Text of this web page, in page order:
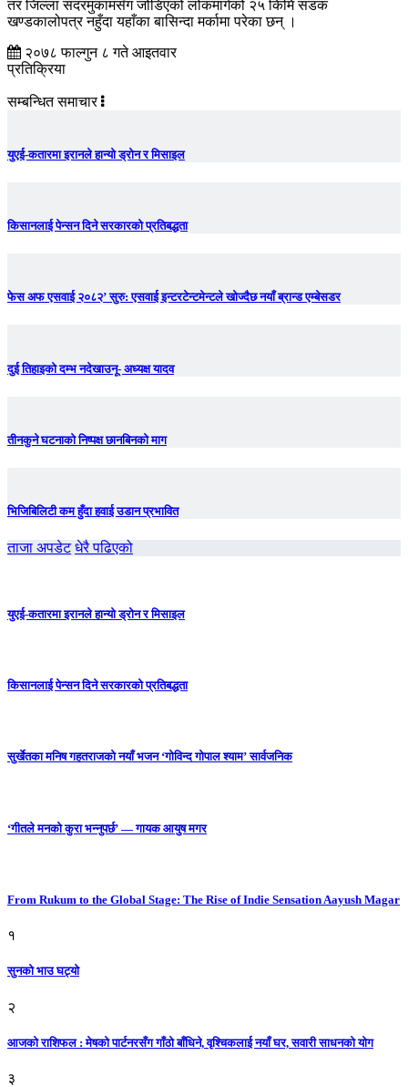
तर जिल्ला सदरमुकामसँग जोडिएको लोकमार्गको २५ किमि सडक
खण्डकालोपत्र नहुँदा यहाँका बासिन्दा मर्कामा परेका छन् ।
२०७८ फाल्गुन ८ गते आइतवार
प्रतिक्रिया
सम्बन्धित समाचार
युएई-कतारमा इरानले हान्यो ड्रोन र मिसाइल
किसानलाई पेन्सन दिने सरकारको प्रतिबद्धता
फेस अफ एसवाई २०८२’ सुरु: एसवाई इन्टरटेन्टमेन्टले खोज्दैछ नयाँ ब्रान्ड एम्बेसडर
दुई तिहाइको दम्भ नदेखाउनू- अध्यक्ष यादव
तीनकुने घटनाकाे निष्पक्ष छानबिनकाे माग
भिजिबिलिटी कम हुँदा हवाई उडान प्रभावित
ताजा अपडेट धेरै पढिएको
युएई-कतारमा इरानले हान्यो ड्रोन र मिसाइल
किसानलाई पेन्सन दिने सरकारको प्रतिबद्धता
सुर्खेतका मनिष गहतराजको नयाँ भजन ‘गोविन्द गोपाल श्याम’ सार्वजनिक
‘गीतले मनको कुरा भन्नुपर्छ’ — गायक आयुष मगर
From Rukum to the Global Stage: The Rise of Indie Sensation Aayush Magar
१
सुनको भाउ घट्याे
२
आजको राशिफल : मेषको पार्टनरसँग गाँठो बाँधिने, वृश्चिकलाई नयाँ घर, सवारी साधनकाे याेग
३